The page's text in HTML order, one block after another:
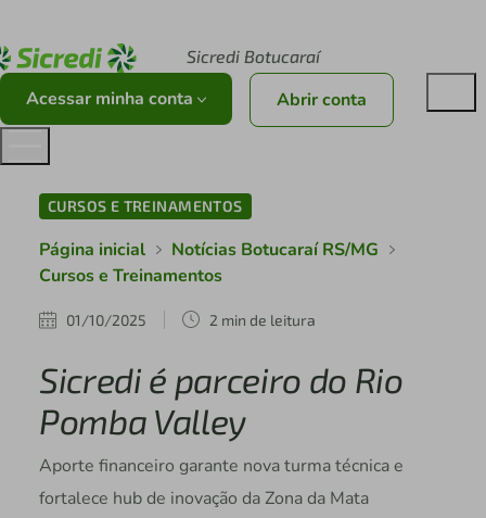
Sicredi Botucaraí
Acessar minha conta Abrir conta
CURSOS E TREINAMENTOS
Página inicial
Notícias Botucaraí RS/MG
Cursos e Treinamentos
01/10/2025 2 min de leitura
Sicredi é parceiro do Rio
Pomba Valley
Aporte financeiro garante nova turma técnica e
fortalece hub de inovação da Zona da Mata